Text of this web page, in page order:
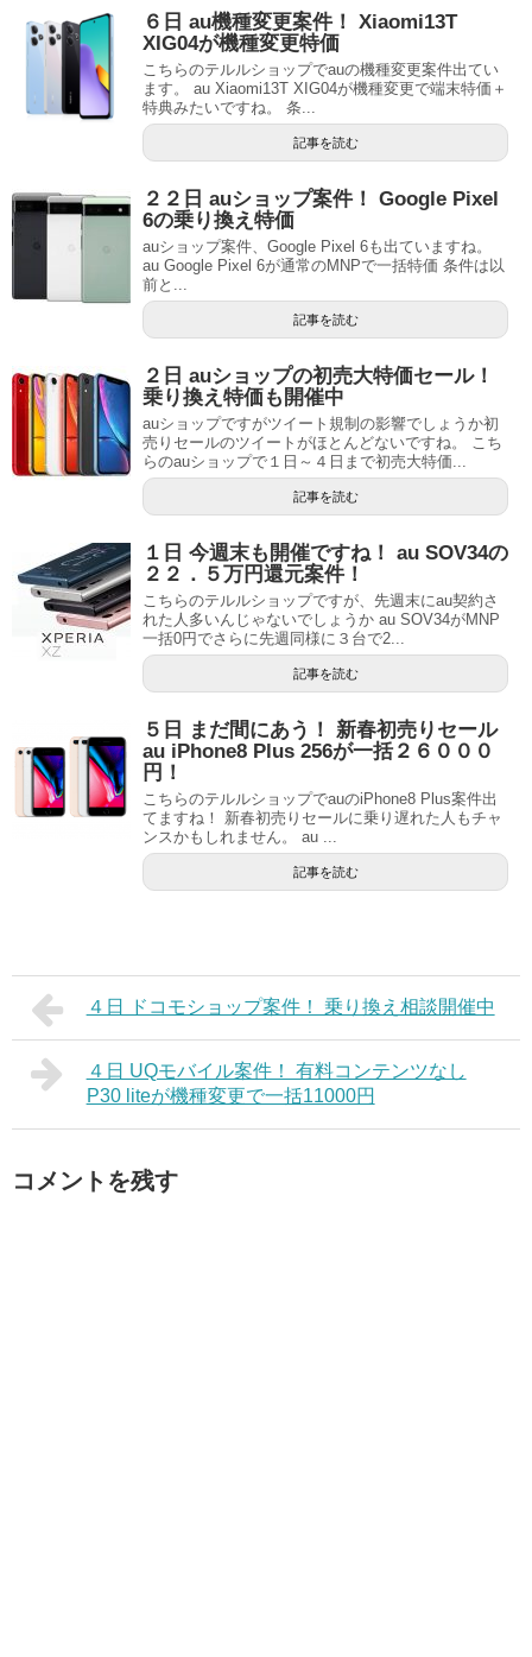
６日 au機種変更案件！ Xiaomi13T
XIG04が機種変更特価
こちらのテルルショップでauの機種変更案件出てい
ます。 au Xiaomi13T XIG04が機種変更で端末特価＋
特典みたいですね。 条...
記事を読む
２２日 auショップ案件！ Google Pixel
6の乗り換え特価
auショップ案件、Google Pixel 6も出ていますね。
au Google Pixel 6が通常のMNPで一括特価 条件は以
前と...
記事を読む
２日 auショップの初売大特価セール！
乗り換え特価も開催中
auショップですがツイート規制の影響でしょうか初
売りセールのツイートがほとんどないですね。 こち
らのauショップで１日～４日まで初売大特価...
記事を読む
１日 今週末も開催ですね！ au SOV34の
２２．５万円還元案件！
こちらのテルルショップですが、先週末にau契約さ
れた人多いんじゃないでしょうか au SOV34がMNP
一括0円でさらに先週同様に３台で2...
記事を読む
５日 まだ間にあう！ 新春初売りセール
au iPhone8 Plus 256が一括２６０００
円！
こちらのテルルショップでauのiPhone8 Plus案件出
てますね！ 新春初売りセールに乗り遅れた人もチャ
ンスかもしれません。 au ...
記事を読む
４日 ドコモショップ案件！ 乗り換え相談開催中
４日 UQモバイル案件！ 有料コンテンツなし
P30 liteが機種変更で一括11000円
コメントを残す